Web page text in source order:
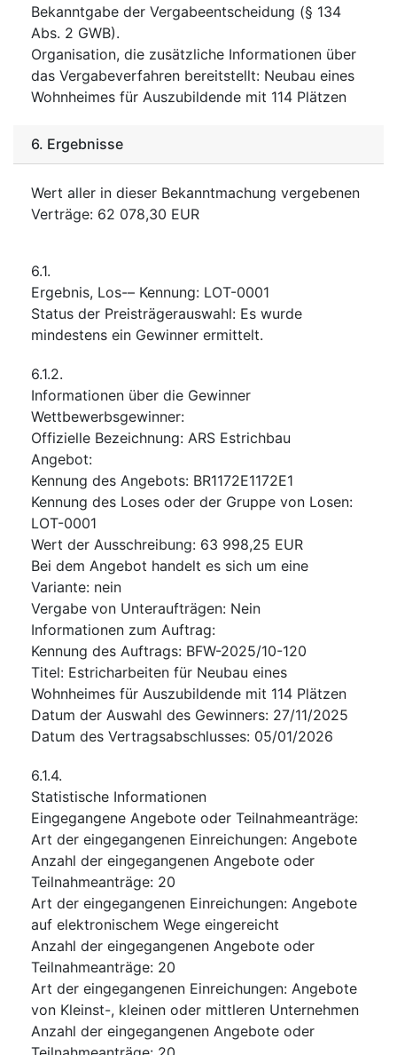
Bekanntgabe der Vergabeentscheidung (§ 134
Abs. 2 GWB).
Organisation, die zusätzliche Informationen über
das Vergabeverfahren bereitstellt: Neubau eines
Wohnheimes für Auszubildende mit 114 Plätzen
6. Ergebnisse
Wert aller in dieser Bekanntmachung vergebenen
Verträge: 62 078,30 EUR
6.1.
Ergebnis, Los-– Kennung: LOT-0001
Status der Preisträgerauswahl: Es wurde
mindestens ein Gewinner ermittelt.
6.1.2.
Informationen über die Gewinner
Wettbewerbsgewinner:
Offizielle Bezeichnung: ARS Estrichbau
Angebot:
Kennung des Angebots: BR1172E1172E1
Kennung des Loses oder der Gruppe von Losen:
LOT-0001
Wert der Ausschreibung: 63 998,25 EUR
Bei dem Angebot handelt es sich um eine
Variante: nein
Vergabe von Unteraufträgen: Nein
Informationen zum Auftrag:
Kennung des Auftrags: BFW-2025/10-120
Titel: Estricharbeiten für Neubau eines
Wohnheimes für Auszubildende mit 114 Plätzen
Datum der Auswahl des Gewinners: 27/11/2025
Datum des Vertragsabschlusses: 05/01/2026
6.1.4.
Statistische Informationen
Eingegangene Angebote oder Teilnahmeanträge:
Art der eingegangenen Einreichungen: Angebote
Anzahl der eingegangenen Angebote oder
Teilnahmeanträge: 20
Art der eingegangenen Einreichungen: Angebote
auf elektronischem Wege eingereicht
Anzahl der eingegangenen Angebote oder
Teilnahmeanträge: 20
Art der eingegangenen Einreichungen: Angebote
von Kleinst-, kleinen oder mittleren Unternehmen
Anzahl der eingegangenen Angebote oder